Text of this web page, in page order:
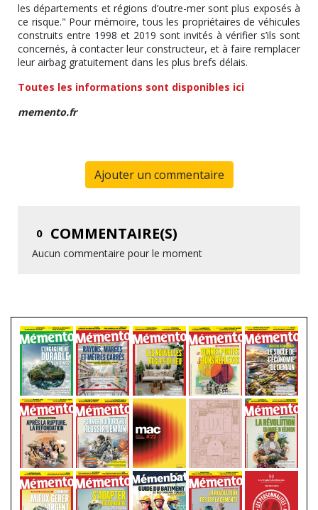
les départements et régions d’outre-mer sont plus exposés à
ce risque." Pour mémoire, tous les propriétaires de véhicules
construits entre 1998 et 2019 sont invités à vérifier s’ils sont
concernés, à contacter leur constructeur, et à faire remplacer
leur airbag gratuitement dans les plus brefs délais.
Toutes les informations sont disponibles ici
memento.fr
Ajouter un commentaire
0 COMMENTAIRE(S)
Aucun commentaire pour le moment